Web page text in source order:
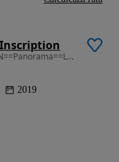
Inscription
1969 cm3 • 190 CP • ==INSCRIPTION EDITION==Panorama==Lane+Distronic==Softclose==FULL LED==
2019